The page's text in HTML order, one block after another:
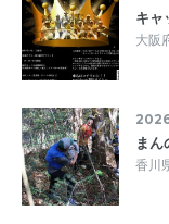
キャ
大阪
ま
香川